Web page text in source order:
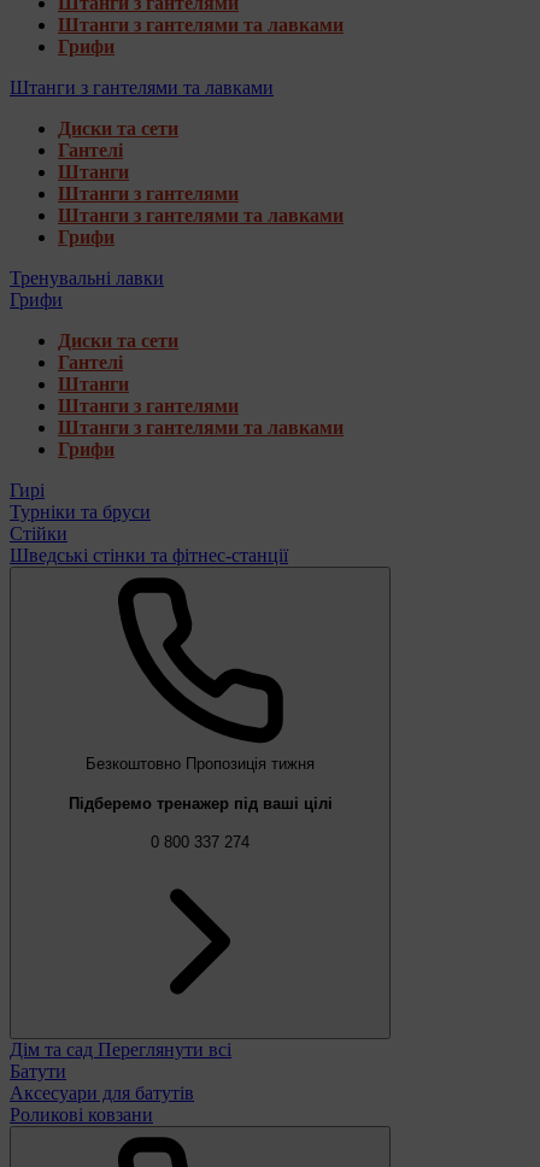
Штанги з гантелями та лавками
Грифи
Штанги з гантелями та лавками
Диски та сети
Гантелі
Штанги
Штанги з гантелями
Штанги з гантелями та лавками
Грифи
Тренувальні лавки
Грифи
Диски та сети
Гантелі
Штанги
Штанги з гантелями
Штанги з гантелями та лавками
Грифи
Гирі
Турніки та бруси
Стійки
Шведські стінки та фітнес-станції
Безкоштовно Пропозиція тижня
Підберемо тренажер під ваші цілі
0 800 337 274
Дім та сад Переглянути всі
Батути
Аксесуари для батутів
Роликові ковзани